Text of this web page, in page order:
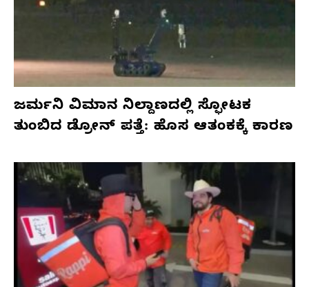
ಜರ್ಮನಿ ವಿಮಾನ ನಿಲ್ದಾಣದಲ್ಲಿ ಸ್ಫೋಟಕ
ತುಂಬಿದ ಡ್ರೋನ್ ಪತ್ತೆ: ಹೊಸ ಆತಂಕಕ್ಕೆ ಕಾರಣ